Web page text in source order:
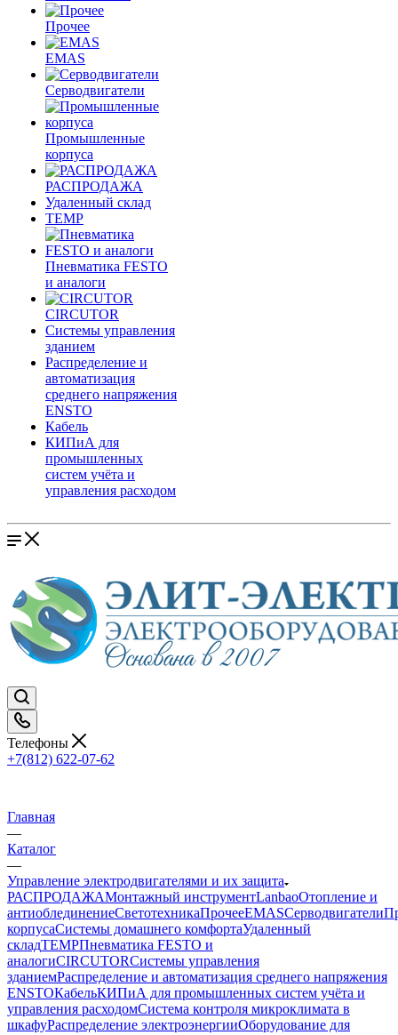
Прочее
EMAS
Cерводвигатели
Промышленные
корпуса
РАСПРОДАЖА
Удаленный склад
TEMP
Пневматика FESTO
и аналоги
CIRCUTOR
Системы управления
зданием
Распределение и
автоматизация
среднего напряжения
ENSTO
Кабель
КИПиА для
промышленных
систем учёта и
управления расходом
Телефоны
+7(812) 622-07-62
Главная
—
Каталог
—
Управление электродвигателями и их защита
РАСПРОДАЖАМонтажный инструментLanbaoОтопление и
антиоблединениеСветотехникаПрочееEMASCерводвигатели
корпусаСистемы домашнего комфортаУдаленный
складTEMPПневматика FESTO и
аналогиCIRCUTORСистемы управления
зданиемРаспределение и автоматизация среднего напряжения
ENSTOКабельКИПиА для промышленных систем учёта и
управления расходомСистема контроля микроклимата в
шкафуРаспределение электроэнергииОборудование для